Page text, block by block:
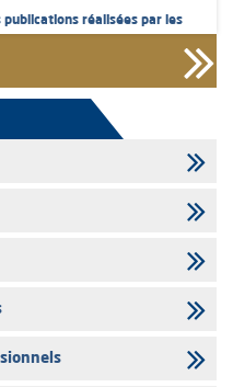
publications réalisées par les
dossier d’information relatif au
dépôt
réalisées par les
accordés par l'AMMC pour le
du marché des capitaux pour